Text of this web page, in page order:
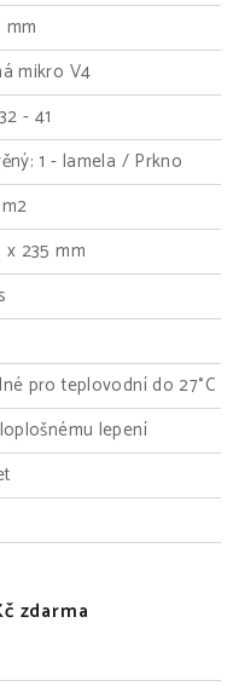
mikro V4
- 41
1 - lamela / Prkno
x 235 mm
pro teplovodní do 27°C
lepení
zdarma